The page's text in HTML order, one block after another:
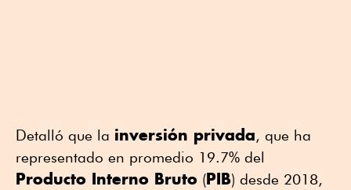
Detalló que la inversión privada, que ha
representado en promedio 19.7% del
Producto Interno Bruto (PIB) desde 2018,